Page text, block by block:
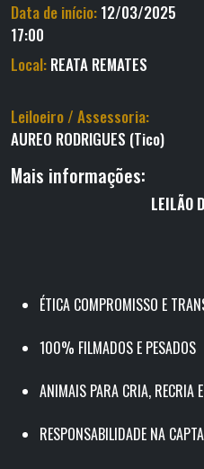
Data de início: 12/03/2025
17:00
Local: REATA REMATES
Leiloeiro / Assessoria:
AUREO RODRIGUES (Tico)
Mais informações:
LEILÃO
ÉTICA COMPROMISSO E
100% FILMADOS E PESADOS
ANIMAIS PARA CRIA, RECRIA
RESPONSABILIDADE NA